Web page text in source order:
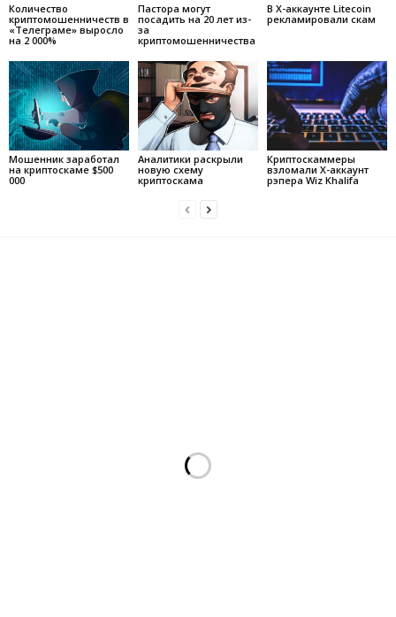
Количество
криптомошенничеств в
«Телеграме» выросло
на 2 000%
Пастора могут
посадить на 20 лет из-
за
криптомошенничества
В X-аккаунте Litecoin
рекламировали скам
Мошенник заработал
на криптоскаме $500
000
Аналитики раскрыли
новую схему
криптоскама
Криптоскаммеры
взломали X-аккаунт
рэпера Wiz Khalifa